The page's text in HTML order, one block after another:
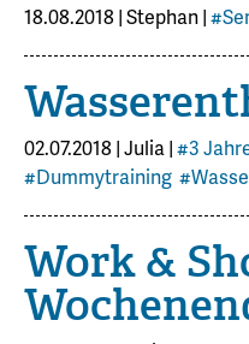
18.08.2018 |Stephan|
02.07.2018 |Julia|#3
#Dummytraining
Work &